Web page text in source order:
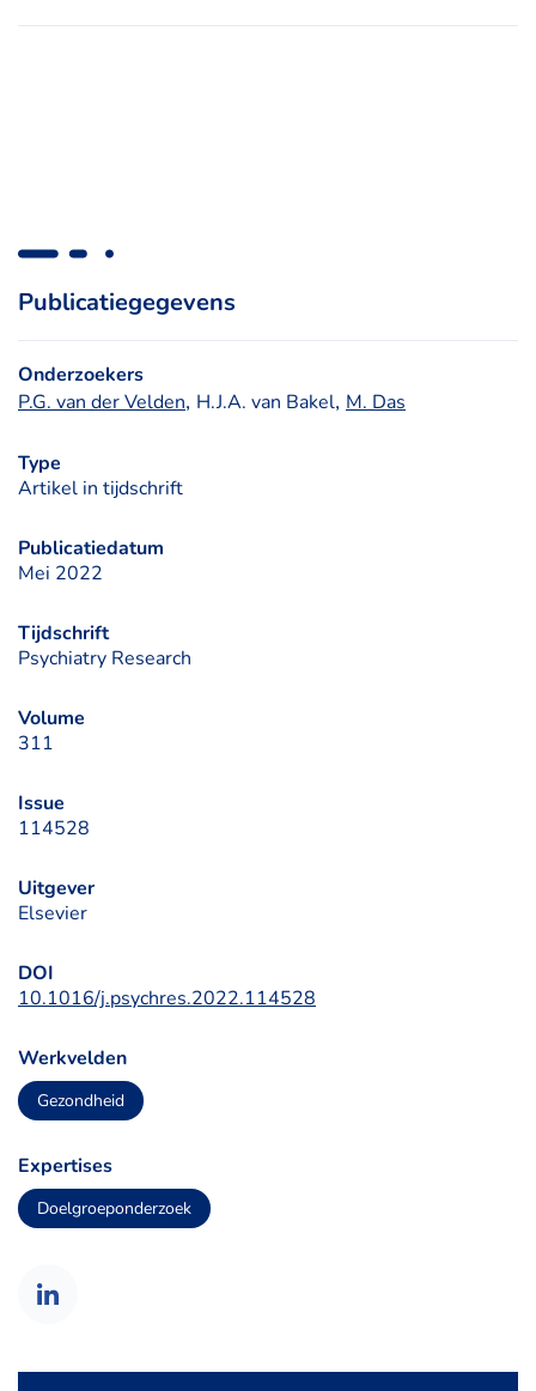
Publicatiegegevens
Onderzoekers
P.G. van der Velden, H.J.A. van Bakel, M. Das
Type
Artikel in tijdschrift
Publicatiedatum
Mei 2022
Tijdschrift
Psychiatry Research
Volume
311
Issue
114528
Uitgever
Elsevier
DOI
10.1016/j.psychres.2022.114528
Werkvelden
Gezondheid
Expertises
Doelgroeponderzoek